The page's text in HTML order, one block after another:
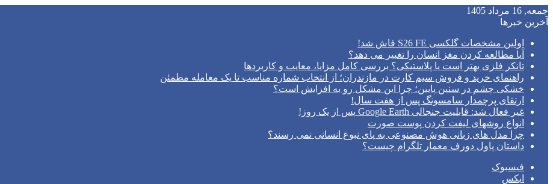
جمعه, 16 مرداد 1405
آخرین خبرها
اولین مشخصات گلکسی S26 FE فاش شد!
آیا مطالعه کردن مغز انسان را تغییر می‌ دهد؟
تانکر فلزی بهتر است یا پلاستیکی؟ بررسی کامل مزایا، معایب و کاربردها
راهنمای خرید و فروش سیم کارت در مازندران؛ از انتخاب شماره مناسب تا یک معامله مطمئن
خشکی چشم در سنین پایین؛ چرا این مشکل رو به افزایش است؟
ارتقای پرچمدار سامسونگ پس از هفت سال!
غیر فعال شد: قابلیت جنجالی Google Earth پس از یک روز!
انواع روشهای لیفت کردن پوست صورت
چرا مدل‌ های زبانی هوش مصنوعی به پای نبوغ انسانی نمی‌ رسند؟
داستان پاول دورف معمار تلگرام چیست؟
فیسبوک
ایکس